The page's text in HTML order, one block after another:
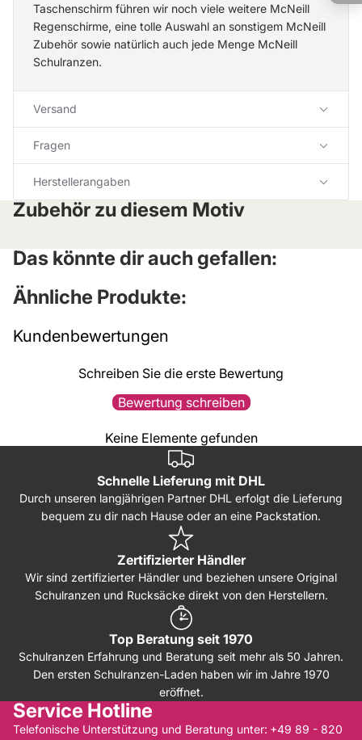
Taschenschirm führen wir noch viele weitere McNeill
Regenschirme, eine tolle Auswahl an sonstigem McNeill
Zubehör sowie natürlich auch jede Menge McNeill
Schulranzen.
Versand
Fragen
Herstellerangaben
Zubehör zu diesem Motiv
Das könnte dir auch gefallen:
Ähnliche Produkte:
Kundenbewertungen
Schreiben Sie die erste Bewertung
Bewertung schreiben
Keine Elemente gefunden
Schnelle Lieferung mit DHL
Durch unseren langjährigen Partner DHL erfolgt die Lieferung
bequem zu dir nach Hause oder an eine Packstation.
Zertifizierter Händler
Wir sind zertifizierter Händler und beziehen unsere Original
Schulranzen und Rucksäcke direkt von den Herstellern.
Top Beratung seit 1970
Schulranzen Erfahrung und Beratung seit mehr als 50 Jahren.
Den ersten Schulranzen-Laden haben wir im Jahre 1970
eröffnet.
Service Hotline
Telefonische Unterstützung und Beratung unter: +49 89 - 820